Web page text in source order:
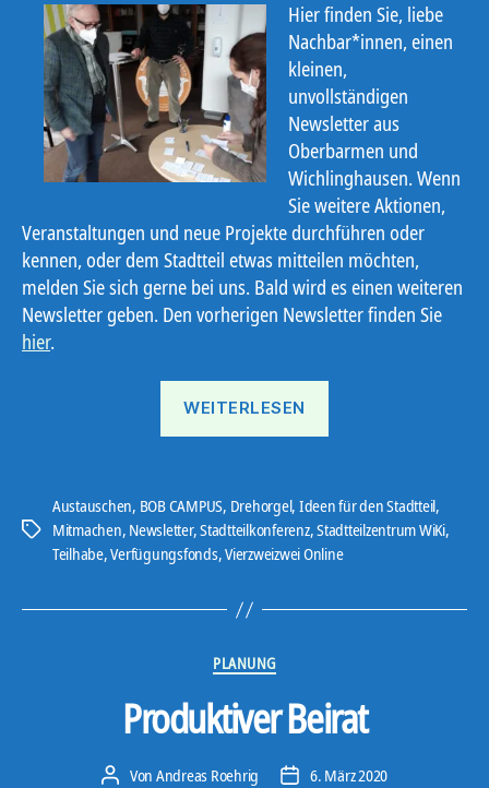
Hier finden Sie, liebe
Nachbar*innen, einen
kleinen,
unvollständigen
Newsletter aus
Oberbarmen und
Wichlinghausen. Wenn
Sie weitere Aktionen,
Veranstaltungen und neue Projekte durchführen oder
kennen, oder dem Stadtteil etwas mitteilen möchten,
melden Sie sich gerne bei uns. Bald wird es einen weiteren
Newsletter geben. Den vorherigen Newsletter finden Sie
hier.
WEITERLESEN
Schlagwörter
Austauschen, BOB CAMPUS, Drehorgel, Ideen für den Stadtteil,
Mitmachen, Newsletter,Stadtteilkonferenz,Stadtteilzentrum WiKi,
Teilhabe,Verfügungsfonds,Vierzweizwei Online
Kategorien
PLANUNG
Produktiver Beirat
Beitragsautor
Von Andreas Roehrig Veröffentlichungsdatum
6. März 2020